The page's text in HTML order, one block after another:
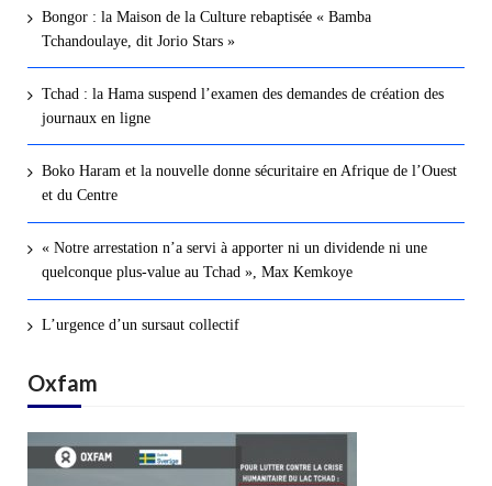
Bongor : la Maison de la Culture rebaptisée « Bamba
Tchandoulaye, dit Jorio Stars »
Tchad : la Hama suspend l’examen des demandes de création des
journaux en ligne
Boko Haram et la nouvelle donne sécuritaire en Afrique de l’Ouest
et du Centre
« Notre arrestation n’a servi à apporter ni un dividende ni une
quelconque plus-value au Tchad », Max Kemkoye
L’urgence d’un sursaut collectif
Oxfam